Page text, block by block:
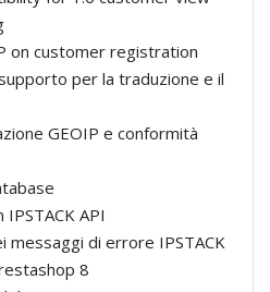
on customer registration
per la traduzione e il
GEOIP e conformità
API
messaggi di errore IPSTACK
8